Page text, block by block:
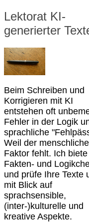
Lektorat KI-
generierter
Beim Schreiben und
Korrigieren mit KI
entstehen oft
Fehler in der Logik
sprachliche
Weil der menschliche
Faktor fehlt. Ich
Fakten- und
und prüfe Ihre Texte
mit Blick auf
sprachsensible,
(inter-)kulturelle und
kreative Aspekte.